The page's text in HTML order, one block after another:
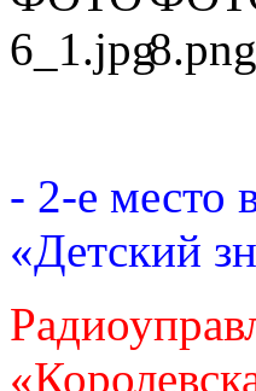
- 2-е место
«Детский